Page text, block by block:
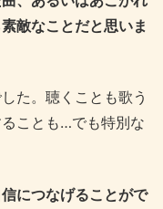
敵なことだと思いま
た。聴くことも歌う
ことも…でも特別な
につなげることがで